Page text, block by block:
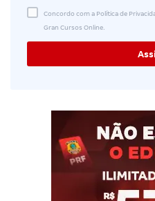
Concordo com a Política de
Gran Cursos Online.